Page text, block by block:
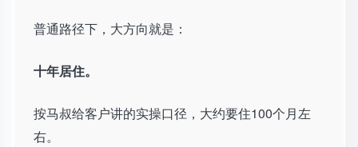
普通路径下，大方向就是：
十年居住。
按马叔给客户讲的实操口径，大约要住100个月左
右。